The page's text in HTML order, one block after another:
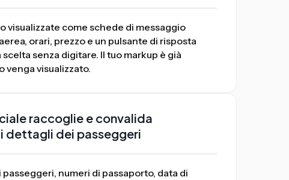
visualizzate come schede di messaggio
orari, prezzo e un pulsante di risposta
senza digitare. Il tuo markup è già
venga visualizzato.
raccoglie e convalida
dettagli dei passeggeri
numeri di passaporto, data di